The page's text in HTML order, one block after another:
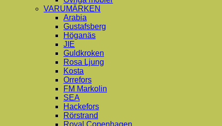
VARUMÄRKEN
Arabia
Gustafsberg
Höganäs
JIE
Guldkroken
Rosa Ljung
Kosta
Orrefors
FM Markolin
SEA
Hackefors
Rörstrand